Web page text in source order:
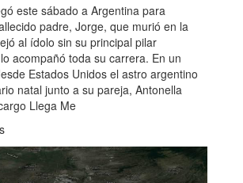
este sábado a Argentina para
padre, Jorge, que murió en la
al ídolo sin su principal pilar
acompañó toda su carrera. En un
Estados Unidos el astro argentino
natal junto a su pareja, Antonella
Llega Me